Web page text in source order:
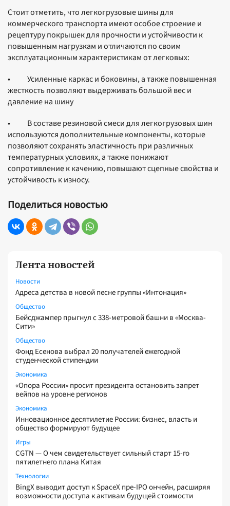
Лента новостей
Новости
Адреса детства в новой песне группы «Интонация»
Общество
Бейсджампер прыгнул с 338-метровой башни в «Москва-
Сити»
Общество
Фонд Есенова выбрал 20 получателей ежегодной
студенческой стипендии
Экономика
«Опора России» просит президента остановить запрет
вейпов на уровне регионов
Экономика
Инновационное десятилетие России: бизнес, власть и
общество формируют будущее
Игры
CGTN — О чем свидетельствует сильный старт 15-го
пятилетнего плана Китая
Технологии
BingX выводит доступ к SpaceX пре-IPO ончейн, расширяя
возможности доступа к активам будущей стоимости
Стоит отметить, что легкогрузовые шины для
коммерческого транспорта имеют особое строение и
рецептуру покрышек для прочности и устойчивости к
повышенным нагрузкам и отличаются по своим
эксплуатационным характеристикам от легковых:
• Усиленные каркас и боковины, а также повышенная
жесткость позволяют выдерживать большой вес и
давление на шину
• В составе резиновой смеси для легкогрузовых шин
используются дополнительные компоненты, которые
позволяют сохранять эластичность при различных
температурных условиях, а также понижают
сопротивление к качению, повышают сцепные свойства и
устойчивость к износу.
Поделиться новостью